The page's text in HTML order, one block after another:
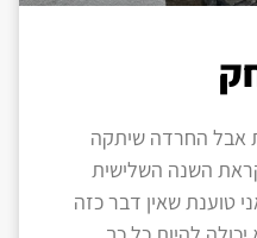
אבל החרדה שיתקה
השנה השלישית
טוענת שאין דבר כזה